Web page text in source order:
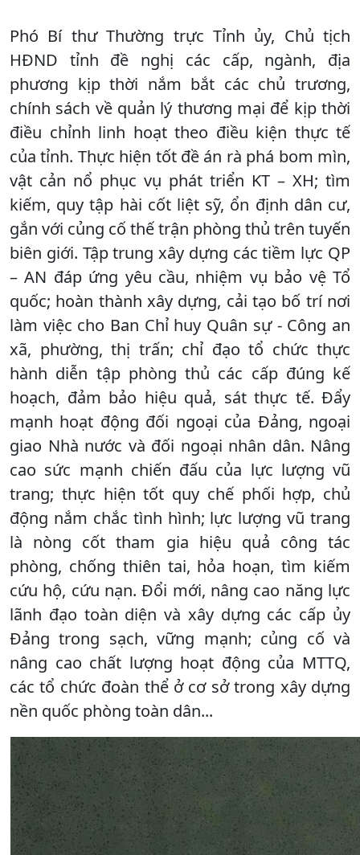
Phó Bí thư Thường trực Tỉnh ủy, Chủ tịch
HĐND tỉnh đề nghị các cấp, ngành, địa
phương kịp thời nắm bắt các chủ trương,
chính sách về quản lý thương mại để kịp thời
điều chỉnh linh hoạt theo điều kiện thực tế
của tỉnh. Thực hiện tốt đề án rà phá bom mìn,
vật cản nổ phục vụ phát triển KT – XH; tìm
kiếm, quy tập hài cốt liệt sỹ, ổn định dân cư,
gắn với củng cố thế trận phòng thủ trên tuyến
biên giới. Tập trung xây dựng các tiềm lực QP
– AN đáp ứng yêu cầu, nhiệm vụ bảo vệ Tổ
quốc; hoàn thành xây dựng, cải tạo bố trí nơi
làm việc cho Ban Chỉ huy Quân sự - Công an
xã, phường, thị trấn; chỉ đạo tổ chức thực
hành diễn tập phòng thủ các cấp đúng kế
hoạch, đảm bảo hiệu quả, sát thực tế. Đẩy
mạnh hoạt động đối ngoại của Đảng, ngoại
giao Nhà nước và đối ngoại nhân dân. Nâng
cao sức mạnh chiến đấu của lực lượng vũ
trang; thực hiện tốt quy chế phối hợp, chủ
động nắm chắc tình hình; lực lượng vũ trang
là nòng cốt tham gia hiệu quả công tác
phòng, chống thiên tai, hỏa hoạn, tìm kiếm
cứu hộ, cứu nạn. Đổi mới, nâng cao năng lực
lãnh đạo toàn diện và xây dựng các cấp ủy
Đảng trong sạch, vững mạnh; củng cố và
nâng cao chất lượng hoạt động của MTTQ,
các tổ chức đoàn thể ở cơ sở trong xây dựng
nền quốc phòng toàn dân...